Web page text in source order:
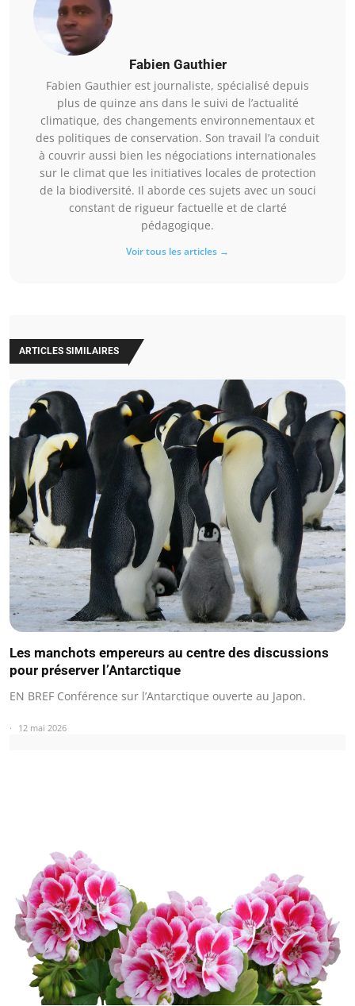
Fabien Gauthier
Fabien Gauthier est journaliste, spécialisé depuis
plus de quinze ans dans le suivi de l’actualité
climatique, des changements environnementaux et
des politiques de conservation. Son travail l’a conduit
à couvrir aussi bien les négociations internationales
sur le climat que les initiatives locales de protection
de la biodiversité. Il aborde ces sujets avec un souci
constant de rigueur factuelle et de clarté
pédagogique.
Voir tous les articles →
ARTICLES SIMILAIRES
Les manchots empereurs au centre des discussions
pour préserver l’Antarctique
EN BREF Conférence sur l’Antarctique ouverte au Japon.
12 mai 2026